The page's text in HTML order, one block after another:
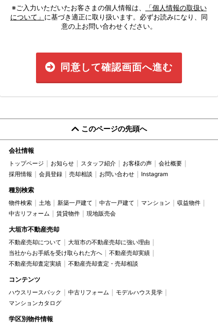
※ご入力いただいたお客さまの個人情報は、
「個人情報の取扱い
について」 に基づき適正に取り扱います。必ずお読みになり、同
意の上お問い合わせください。
同意して確認画面へ進む
このページの先頭へ
会社情報
トップページ お知らせ スタッフ紹介 お客様の声
会社概要
採用情報
会員登録 売却相談 お問い合わせ Instagram
種別検索
物件検索 土地 新築一戸建て 中古一戸建て マンション
収益物件
中古リフォーム
賃貸物件 現地販売会
大垣市不動産売却
不動産売却について
大垣市の不動産売却に強い理由
当社からお手紙を受け取られた方へ
不動産売却実績
不動産売却査定実績
不動産売却査定・売却相談
コンテンツ
ハウスリースバック 中古リフォーム
モデルハウス見学
マンションカタログ
学区別物件情報